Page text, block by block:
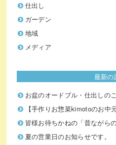
仕出し
ガーデン
地域
メディア
最新の
お盆のオードブル・仕出しの
【手作りお惣菜kimotoのお中
皆様お待ちかねの「昔ながら
夏の営業日のお知らせです。